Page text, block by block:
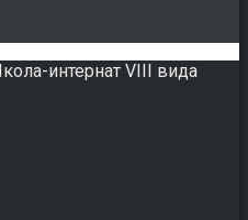
интернат VIII вида